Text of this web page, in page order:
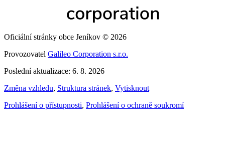
Oficiální stránky obce Jeníkov © 2026
Provozovatel Galileo Corporation s.r.o.
Poslední aktualizace: 6. 8. 2026
Změna vzhledu, Struktura stránek, Vytisknout
Prohlášení o přístupnosti, Prohlášení o ochraně soukromí